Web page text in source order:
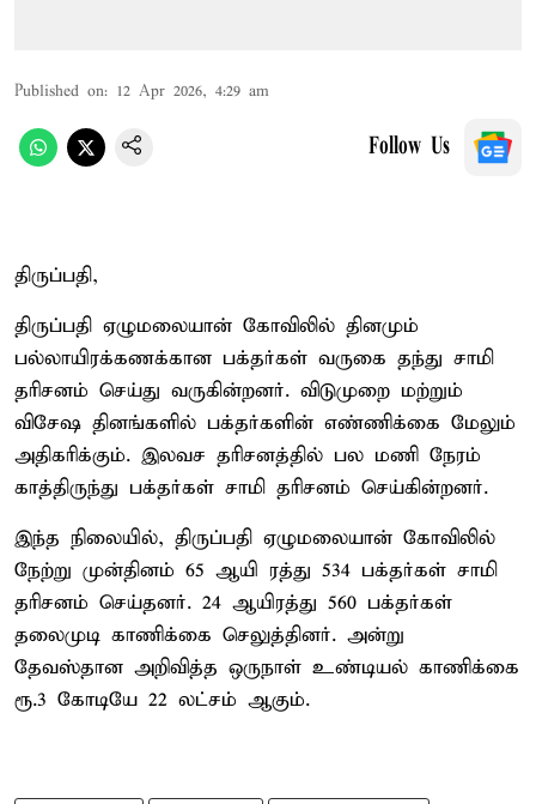
Published on: 12 Apr 2026, 4:29 am
Follow Us
திருப்பதி,
திருப்பதி ஏழுமலையான் கோவிலில் தினமும்
பல்லாயிரக்கணக்கான பக்தர்கள் வருகை தந்து சாமி
தரிசனம் செய்து வருகின்றனர். விடுமுறை மற்றும்
விசேஷ தினங்களில் பக்தர்களின் எண்ணிக்கை மேலும்
அதிகரிக்கும். இலவச தரிசனத்தில் பல மணி நேரம்
காத்திருந்து பக்தர்கள் சாமி தரிசனம் செய்கின்றனர்.
இந்த நிலையில், திருப்பதி ஏழுமலையான் கோவிலில்
நேற்று முன்தினம் 65 ஆயி ரத்து 534 பக்தர்கள் சாமி
தரிசனம் செய்தனர். 24 ஆயிரத்து 560 பக்தர்கள்
தலைமுடி காணிக்கை செலுத்தினர். அன்று
தேவஸ்தான அறிவித்த ஒருநாள் உண்டியல் காணிக்கை
ரூ.3 கோடியே 22 லட்சம் ஆகும்.